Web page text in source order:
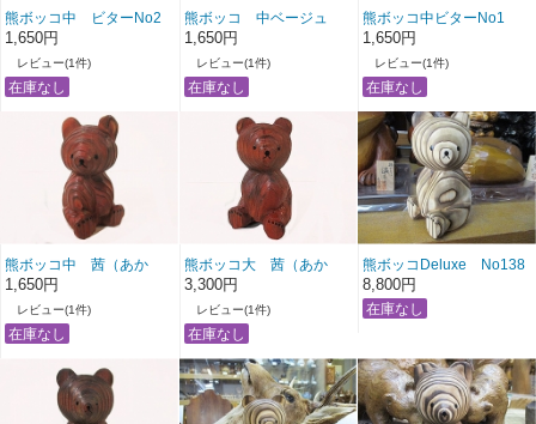
熊ボッコ中 ビターNo2
1,650円
レビュー(1件)
熊ボッコ 中ベージュ
No1
1,650円
レビュー(1件)
熊ボッコ中ビターNo1
1,650円
レビュー(1件)
熊ボッコ中 茜（あか
ね）
1,650円
レビュー(1件)
熊ボッコ大 茜（あか
ね）No1
3,300円
レビュー(1件)
熊ボッコDeluxe No138
8,800円